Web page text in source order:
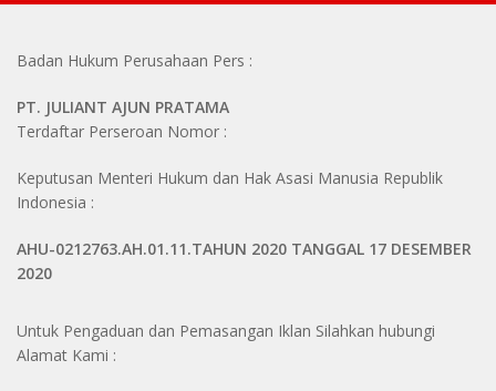
Badan Hukum Perusahaan Pers :
PT. JULIANT AJUN PRATAMA
Terdaftar Perseroan Nomor :
Keputusan Menteri Hukum dan Hak Asasi Manusia Republik
Indonesia :
AHU-0212763.AH.01.11.TAHUN 2020 TANGGAL 17 DESEMBER
2020
Untuk Pengaduan dan Pemasangan Iklan Silahkan hubungi
Alamat Kami :